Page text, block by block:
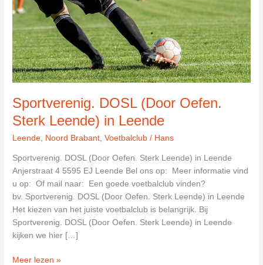
Sportverenig. DOSL (Door Oefen.
Sterk Leende) in Leende
Leende, Noord Brabant,Voetbalclub / Hans
Sportverenig. DOSL (Door Oefen. Sterk Leende) in Leende
Anjerstraat 4 5595 EJ Leende Bel ons op: Meer informatie vind
u op: Of mail naar: Een goede voetbalclub vinden?
bv. Sportverenig. DOSL (Door Oefen. Sterk Leende) in Leende
Het kiezen van het juiste voetbalclub is belangrijk. Bij
Sportverenig. DOSL (Door Oefen. Sterk Leende) in Leende
kijken we hier […]
Sportverenig.
Meer lezen »